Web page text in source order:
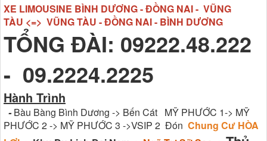
XE LIMOUSINE BÌNH DƯƠNG - ĐỒNG NAI - VŨNG
TÀU <=> VŨNG TÀU - ĐỒNG NAI - BÌNH DƯƠNG
TỔNG ĐÀI: 09222.48.222
- 09.2224.2225
Hành Trình
-Bàu Bàng Bình Dương -> Bến Cát MỸ PHƯỚC 1-> MỸ
PHƯỚC 2 -> MỸ PHƯỚC 3 ->VSIP 2 Đón Chung Cư HÒA